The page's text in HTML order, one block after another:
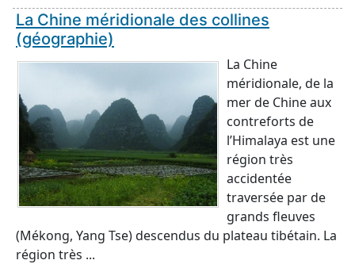
La Chine méridionale des collines
(géographie)
La Chine
méridionale, de la
mer de Chine aux
contreforts de
l’Himalaya est une
région très
accidentée
traversée par de
grands fleuves
(Mékong, Yang Tse) descendus du plateau tibétain. La
région très ...